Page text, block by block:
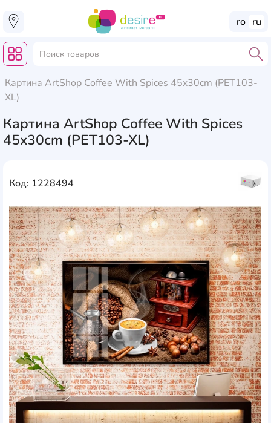
ro ru
Картина ArtShop Coffee With Spices 45x30cm (PET103-
XL)
Картина ArtShop Coffee With Spices
45x30cm (PET103-XL)
Код: 1228494